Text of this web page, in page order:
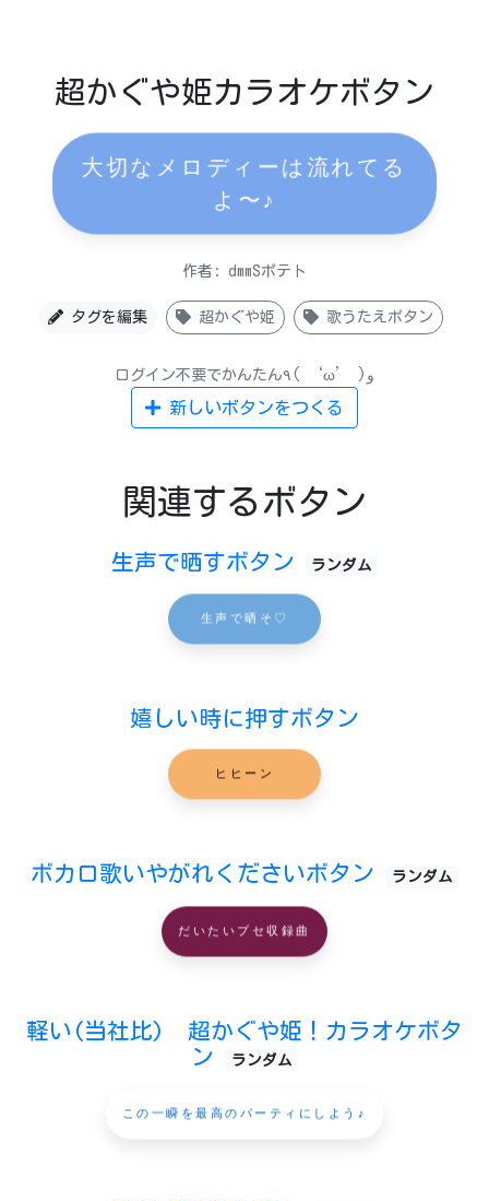
超かぐや姫カラオケボタン
大切なメロディーは流れてる
よ〜♪
作者: dmmSポテト
タグを編集 超かぐや姫 歌うたえボタン
ログイン不要でかんたん٩( ‘ω’ )و
新しいボタンをつくる
関連するボタン
生声で晒すボタン ランダム
生声で晒そ♡
嬉しい時に押すボタン
ヒヒーン
ボカロ歌いやがれくださいボタン ランダム
だいたいプセ収録曲
軽い(当社比) 超かぐや姫！カラオケボタ
ン
ランダム
この一瞬を最高のパーティにしよう♪